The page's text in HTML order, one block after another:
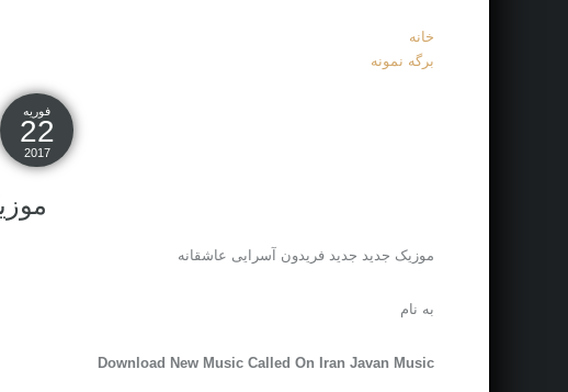
خانه
برگه نمونه
فوریه
22
2017
موزیک جدید جديد فریدون آسرایی عاشقانه
به نام
Download New Music Called On Iran Javan Music